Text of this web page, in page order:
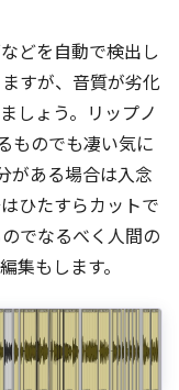
どを自動で検出し
すが、音質が劣化
しょう。リップノ
ものでも凄い気に
がある場合は入念
ひたすらカットで
でなるべく人間の
集もします。